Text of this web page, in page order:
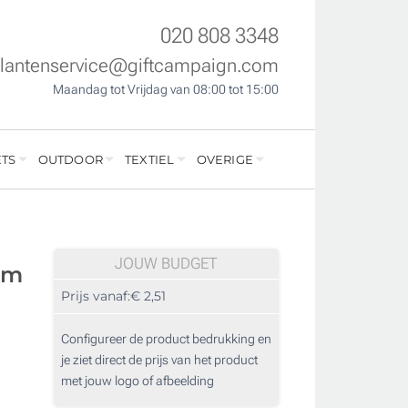
020 808 3348
Maandag tot Vrijdag van 08:00 tot 15:00
OUTDOOR TEXTIEL OVERIGE
JOUW BUDGET
Prijs vanaf:€ 2,51
Configureer de product bedrukking en
je ziet direct de prijs van het product
met jouw logo of afbeelding